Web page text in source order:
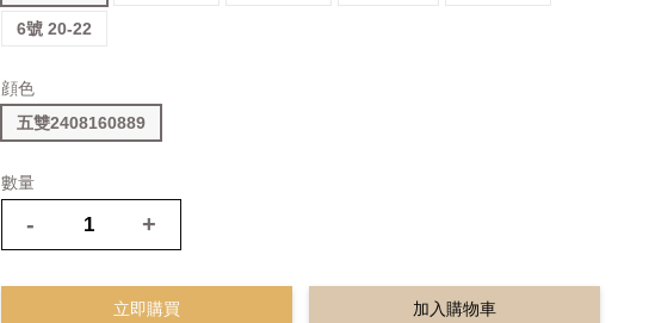
6號 20-22
顔色
五雙2408160889
數量
- +
立即購買 加入購物車